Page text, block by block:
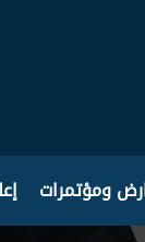
ومؤتمرات